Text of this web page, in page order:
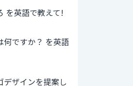
を英語で教えて!
何ですか？ を英語
デザインを提案し